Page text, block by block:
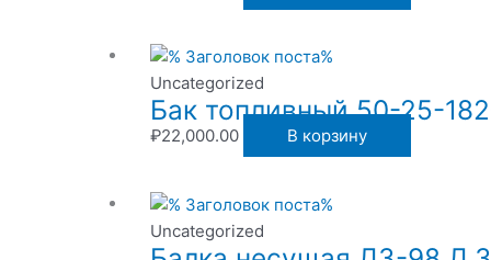
Uncategorized
Бак топливный 50-25-
₽22,000.00 В корзину
Uncategorized